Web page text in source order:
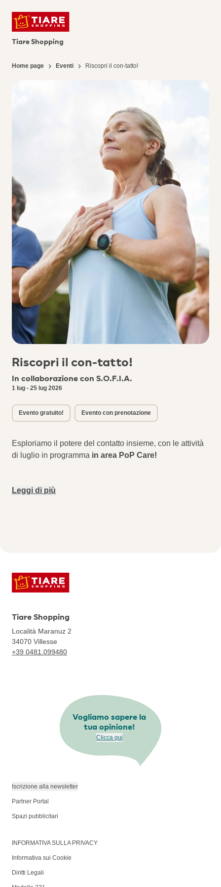
Tiare Shopping
Home page Eventi Riscopri il con-tatto!
Riscopri il con-tatto!
In collaborazione con S.O.F.I.A.
1 lug - 25 lug 2026
Evento gratuito! Evento con prenotazione
Esploriamo il potere del contatto insieme, con le attività
di luglio in programma in area PoP Care!
Leggi di più
Tiare Shopping
Località Maranuz 2
34070 Villesse
+39 0481.099480
Vogliamo sapere la
tua opinione!
Clicca qui
Iscrizione alla newsletter
Partner Portal
Spazi pubblicitari
INFORMATIVA SULLA PRIVACY
Informativa sui Cookie
Diritti Legali